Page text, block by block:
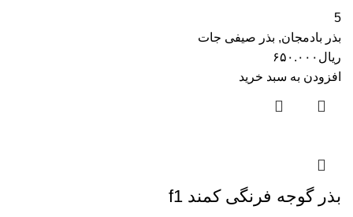
5
بذر بادمجان, بذر صیفی جات
ریال ۶۵۰.۰۰۰
افزودن به سبد خرید
بذر گوجه فرنگی کمند f1